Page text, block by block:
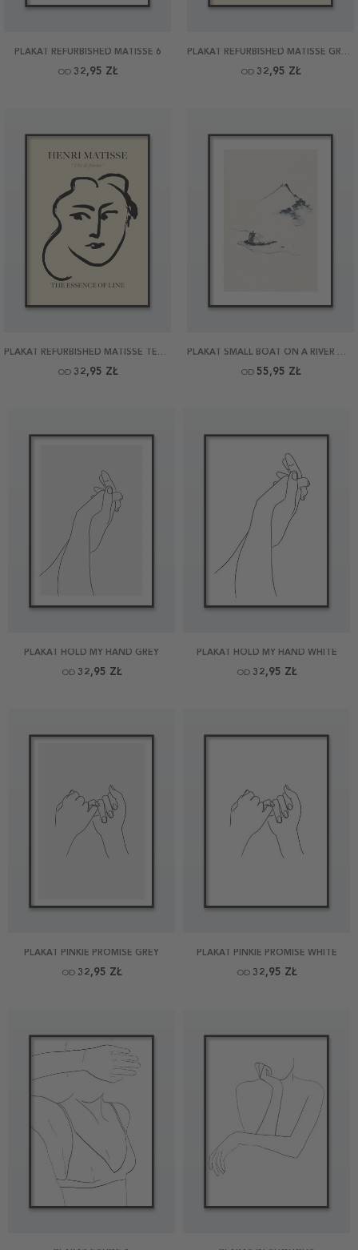
PLAKAT REFURBISHED MATISSE 6
OD 32,95 ZŁ
PLAKAT REFURBISHED MATISSE GRAND VISAGE
OD 32,95 ZŁ
PLAKAT REFURBISHED MATISSE TETE DE FEMME
OD 32,95 ZŁ
PLAKAT SMALL BOAT ON A RIVER WITH MOUNT FUJI BY HOKUSAI
OD 55,95 ZŁ
PLAKAT HOLD MY HAND GREY
OD 32,95 ZŁ
PLAKAT HOLD MY HAND WHITE
OD 32,95 ZŁ
PLAKAT PINKIE PROMISE GREY
OD 32,95 ZŁ
PLAKAT PINKIE PROMISE WHITE
OD 32,95 ZŁ